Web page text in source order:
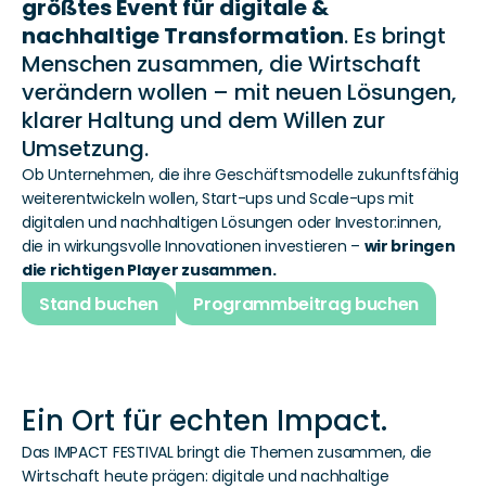
größtes Event für digitale &
nachhaltige Transformation. Es bringt
Menschen zusammen, die Wirtschaft
verändern wollen – mit neuen Lösungen,
klarer Haltung und dem Willen zur
Umsetzung.
Ob Unternehmen, die ihre Geschäftsmodelle zukunftsfähig
weiterentwickeln wollen, Start-ups und Scale-ups mit
digitalen und nachhaltigen Lösungen oder Investor:innen,
die in wirkungsvolle Innovationen investieren – wir bringen
die richtigen Player zusammen.
Stand buchen Programmbeitrag buchen
Ein Ort für echten Impact.
Das IMPACT FESTIVAL bringt die Themen zusammen, die
Wirtschaft heute prägen: digitale und nachhaltige